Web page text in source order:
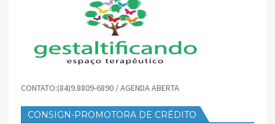
CONTATO:(84)9.8809-6890 / AGENDA ABERTA
CONSIGN-PROMOTORA DE CRÉDITO